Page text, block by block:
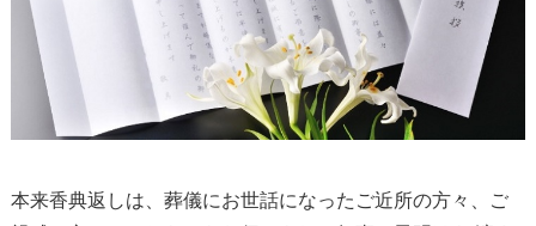
本来香典返しは、葬儀にお世話になったご近所の方々、ご